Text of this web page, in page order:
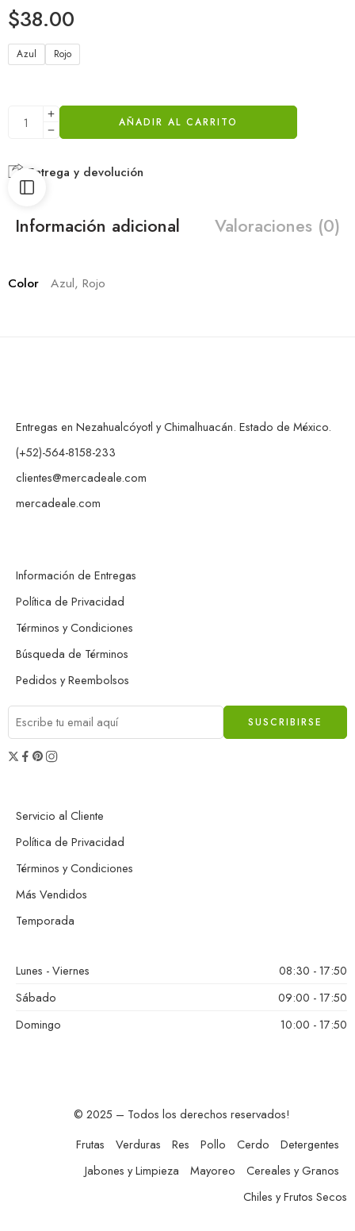
$38.00
Azul Rojo
AÑADIR AL CARRITO
Entrega y devolución
Información adicional Valoraciones (0)
Color Azul, Rojo
Entregas en Nezahualcóyotl y Chimalhuacán. Estado de México.
(+52)-564-8158-233
clientes@mercadeale.com
mercadeale.com
Información de Entregas
Política de Privacidad
Términos y Condiciones
Búsqueda de Términos
Pedidos y Reembolsos
Servicio al Cliente
Política de Privacidad
Términos y Condiciones
Más Vendidos
Temporada
Lunes - Viernes
08:30 - 17:50
Sábado
09:00 - 17:50
Domingo
10:00 - 17:50
© 2025 – Todos los derechos reservados!
Frutas
Verduras Res Pollo Cerdo
Detergentes
Jabones y Limpieza
Mayoreo
Cereales y Granos
Chiles y Frutos Secos